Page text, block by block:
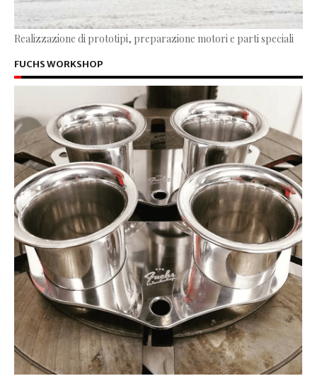
Realizzazione di prototipi, preparazione motori e parti speciali
FUCHS WORKSHOP